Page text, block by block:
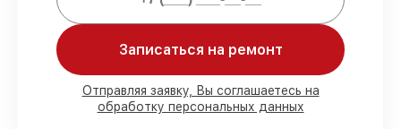
Мы гарантируем:
80%работ с возможностью
присутствовать
Записаться на ремонт
Отправляя заявку, Вы соглашаетесь на
обработку персональных данных